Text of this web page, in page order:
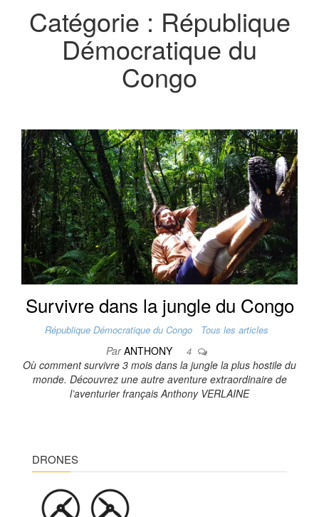
BLOG
DU
Catégorie : République
Démocratique du
Congo
Survivre dans la jungle du Congo
République Démocratique du Congo Tous les articles
ParANTHONY 4
Où comment survivre 3 mois dans la jungle la plus hostile du
monde. Découvrez une autre aventure extraordinaire de
l’aventurier français Anthony VERLAINE
DRONES